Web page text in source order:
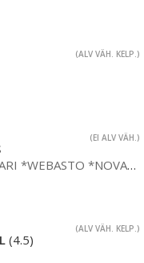
(ALV VÄH. KELP.)
(EI ALV VÄH.)
*NOVATRON EASY DIG *
(ALV VÄH. KELP.)
(4.5)